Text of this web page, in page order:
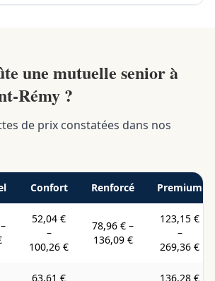
une mutuelle senior à
Rémy ?
de prix constatées dans nos
Confort Renforcé Premium
–
52,04 €
–
100,26 €
78,96 € –
136,09 €
123,15 €
–
269,36 €
63,61 €
136,28 €